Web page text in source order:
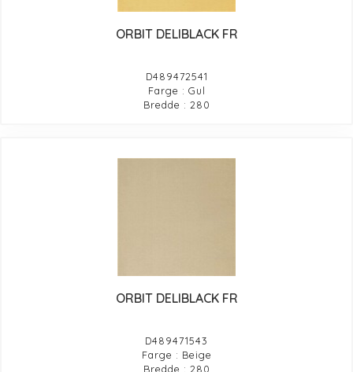
ORBIT DELIBLACK FR
D489472541
Farge : Gul
Bredde : 280
ORBIT DELIBLACK FR
D489471543
Farge : Beige
Bredde : 280